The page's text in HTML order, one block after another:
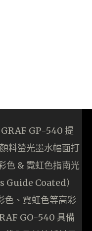
GP-540 提
料螢光墨水幅面打
色 & 霓虹色指南光
Guide Coated）
色、霓虹色等高彩
GO-540 具備